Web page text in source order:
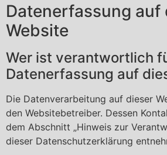
Datenerfassung auf
Website
Wer ist verantwortlich
Datenerfassung auf
Die Datenverarbeitung auf dieser
den Websitebetreiber. Dessen
dem Abschnitt „Hinweis zur
dieser Datenschutzerklärung